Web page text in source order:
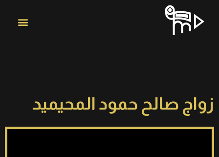
زواج صالح حمود المحيميد